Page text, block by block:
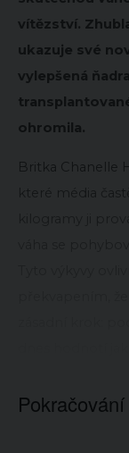
vítězství.
ukazuje své
vylepšená
ohromila.
Britka Chanelle